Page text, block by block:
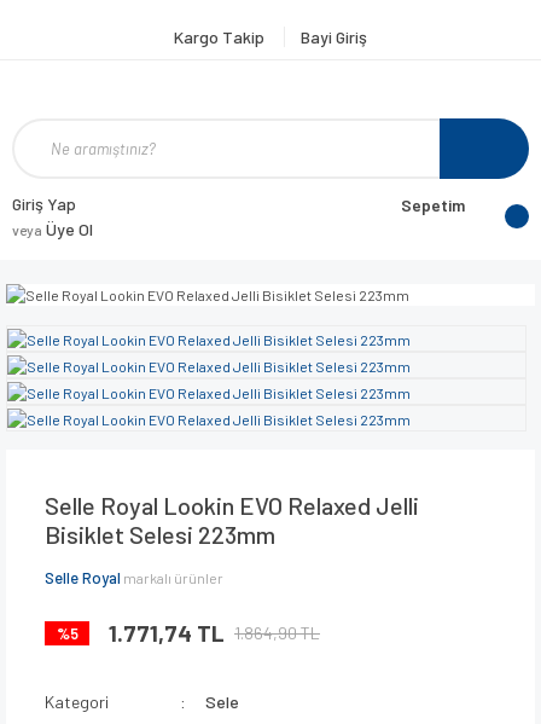
Kargo Takip Bayi Giriş
Giriş Yap
veya Üye Ol
Sepetim
Selle Royal Lookin EVO Relaxed Jelli
Bisiklet Selesi 223mm
Selle Royal markalı ürünler
%5 1.771,74 TL 1.864,90 TL
Kategori
Sele